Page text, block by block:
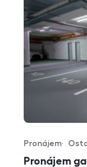
Pronájem
Typ nabídky
Pronájem
Typ nemovitosti